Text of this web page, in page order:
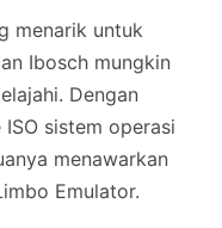
menarik untuk
Ibosch mungkin
Dengan
sistem operasi
menawarkan
Emulator.